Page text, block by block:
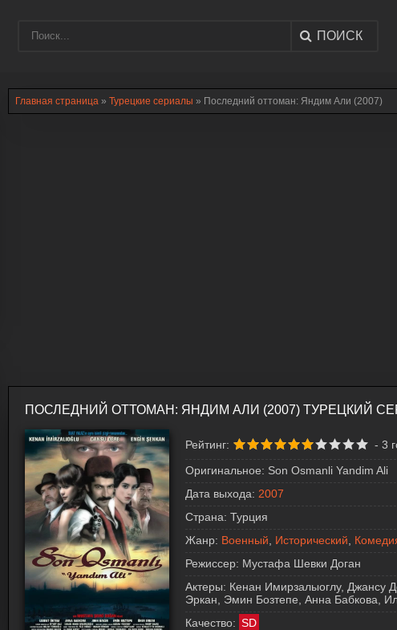
Главная страница » Турецкие сериалы » Последний оттоман: Яндим Али (2007)
ПОСЛЕДНИЙ ОТТОМАН: ЯНДИМ АЛИ (2007) ТУРЕЦКИЙ
Рейтинг: - 3
Оригинальное: Son Osmanli Yandim Ali
Дата выхода: 2007
Страна: Турция
Жанр: Военный Исторический
Режиссер: Мустафа Шевки Доган
Актеры: Кенан Имирзалыоглу, Джансу
Эркан, Эмин Бозтепе, Анна Бабкова,
Качество: SD
ПОИСК